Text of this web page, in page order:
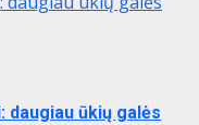
daugiau ūkių galės